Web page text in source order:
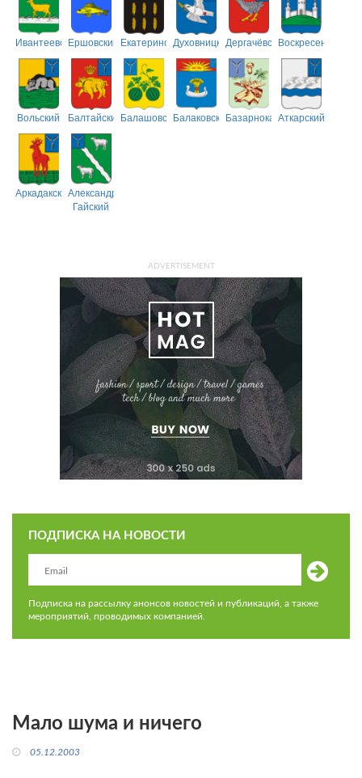
ИвантеевскийЕршовский ЕкатериновскийДуховницкийДергачёвскийВоскресенский
Вольский БалтайскийБалашовскийБалаковскийБазарнокарабулакский
Аткарский
АркадакскийАлександрово-
Гайский
ADVERTISEMENT
ПОДПИСКА НА НОВОСТИ
Подписка на рассылку анонсов новостей и публикаций, а также
мероприятий, проводимых компанией.
Мало шума и ничего
05.12.2003